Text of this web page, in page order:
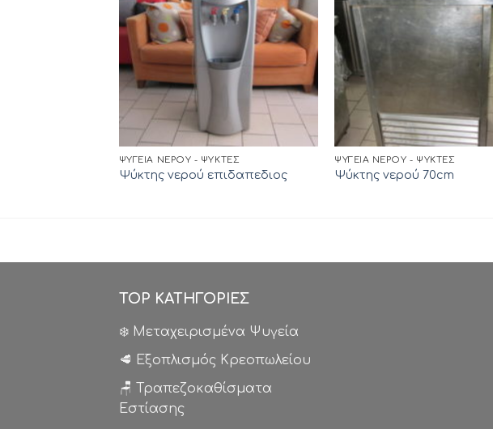
ΨΥΓΕΊΑ ΝΕΡΟΎ - ΨΎΚΤΕΣ
Ψύκτης νερού επιδαπεδιος
ΨΥΓΕΊΑ ΝΕΡΟΎ - ΨΎΚΤΕΣ
Ψύκτης νερού 70cm
TOP ΚΑΤΗΓΟΡΙΕΣ
❄️ Μεταχειρισμένα Ψυγεία
🥩 Εξοπλισμός Κρεοπωλείου
🪑 Τραπεζοκαθίσματα
Εστίασης